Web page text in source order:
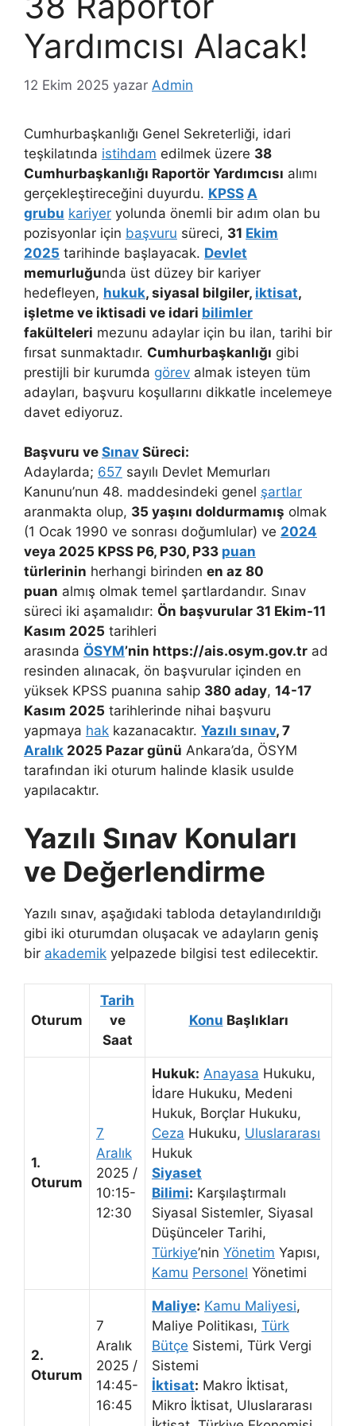
Yardımcısı Alacak!
12 Ekim 2025 yazar Admin
Cumhurbaşkanlığı Genel Sekreterliği, idari
teşkilatında istihdam edilmek üzere 38
Cumhurbaşkanlığı Raportör Yardımcısı alımı
gerçekleştireceğini duyurdu. KPSS A
grubu kariyer yolunda önemli bir adım olan bu
pozisyonlar için başvuru süreci, 31 Ekim
2025 tarihinde başlayacak. Devlet
memurluğunda üst düzey bir kariyer
hedefleyen, hukuk, siyasal bilgiler, iktisat,
işletme ve iktisadi ve idari bilimler
fakülteleri mezunu adaylar için bu ilan, tarihi bir
fırsat sunmaktadır. Cumhurbaşkanlığı gibi
prestijli bir kurumda görev almak isteyen tüm
adayları, başvuru koşullarını dikkatle incelemeye
davet ediyoruz.
Başvuru ve Sınav Süreci:
Adaylarda; 657 sayılı Devlet Memurları
Kanunu’nun 48. maddesindeki genel şartlar
aranmakta olup, 35 yaşını doldurmamış olmak
(1 Ocak 1990 ve sonrası doğumlular) ve 2024
veya 2025 KPSS P6, P30, P33 puan
türlerinin herhangi birinden en az 80
puan almış olmak temel şartlardandır. Sınav
süreci iki aşamalıdır: Ön başvurular 31 Ekim-11
Kasım 2025 tarihleri
arasında ÖSYM’nin https://ais.osym.gov.tr ad
resinden alınacak, ön başvurular içinden en
yüksek KPSS puanına sahip 380 aday, 14-17
Kasım 2025 tarihlerinde nihai başvuru
yapmaya hak kazanacaktır. Yazılı sınav, 7
Aralık 2025 Pazar günü Ankara’da, ÖSYM
tarafından iki oturum halinde klasik usulde
yapılacaktır.
Yazılı Sınav Konuları
ve Değerlendirme
Yazılı sınav, aşağıdaki tabloda detaylandırıldığı
gibi iki oturumdan oluşacak ve adayların geniş
bir akademik yelpazede bilgisi test edilecektir.
Oturum
Tarih
ve
Saat
Konu Başlıkları
1.
Oturum
7
Aralık
2025 /
10:15-
12:30
Hukuk: Anayasa Hukuku,
İdare Hukuku, Medeni
Hukuk, Borçlar Hukuku,
Ceza Hukuku, Uluslararası
Hukuk
Siyaset
Bilimi: Karşılaştırmalı
Siyasal Sistemler, Siyasal
Düşünceler Tarihi,
Türkiye’nin Yönetim Yapısı,
Kamu Personel Yönetimi
2.
Oturum
7
Aralık
2025 /
14:45-
16:45
Maliye: Kamu Maliyesi,
Maliye Politikası, Türk
Bütçe Sistemi, Türk Vergi
Sistemi
İktisat: Makro İktisat,
Mikro İktisat, Uluslararası